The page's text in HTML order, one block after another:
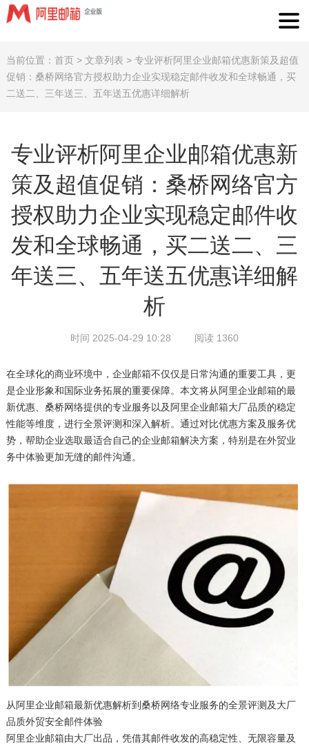
当前位置： 首页> 文章列表 > 专业评析阿里企业邮箱优惠新策及超值
促销：桑桥网络官方授权助力企业实现稳定邮件收发和全球畅通，买
二送二、三年送三、五年送五优惠详细解析
专业评析阿里企业邮箱优惠新
策及超值促销：桑桥网络官方
授权助力企业实现稳定邮件收
发和全球畅通，买二送二、三
年送三、五年送五优惠详细解
析
时间 2025-04-29 10:28 阅读 1360
在全球化的商业环境中，企业邮箱不仅仅是日常沟通的重要工具，更
是企业形象和国际业务拓展的重要保障。本文将从阿里企业邮箱的最
新优惠、桑桥网络提供的专业服务以及阿里企业邮箱大厂品质的稳定
性能等维度，进行全景评测和深入解析。通过对比优惠方案及服务优
势，帮助企业选取最适合自己的企业邮箱解决方案，特别是在外贸业
务中体验更加无缝的邮件沟通。
从阿里企业邮箱最新优惠解析到桑桥网络专业服务的全景评测及大厂
品质外贸安全邮件体验
阿里企业邮箱由大厂出品，凭借其邮件收发的高稳定性、无限容量及